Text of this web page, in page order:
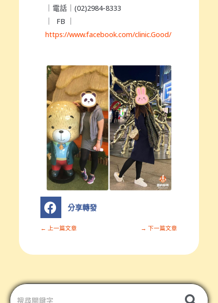
｜電話｜(02)2984-8333
｜ FB ｜
https://www.facebook.com/clinic.Good/
S
h
a
r
n
轉
分享轉發
← 上一篇文章 → 下一篇文章